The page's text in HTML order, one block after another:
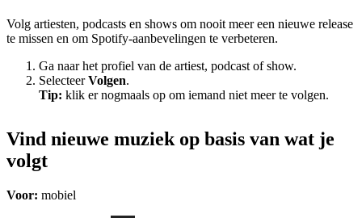
Volg artiesten, podcasts en shows om nooit meer een nieuwe release
te missen en om Spotify-aanbevelingen te verbeteren.
Ga naar het profiel van de artiest, podcast of show.
SelecteerVolgen.
Tip: klik er nogmaals op om iemand niet meer te volgen.
Vind nieuwe muziek op basis van wat je
volgt
Voor: mobiel